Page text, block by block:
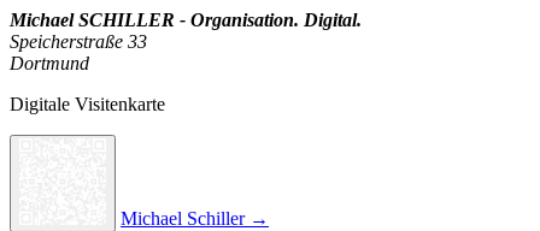
Michael SCHILLER - Organisation. Digital.
Speicherstraße 33
Dortmund
Digitale Visitenkarte
Michael Schiller →